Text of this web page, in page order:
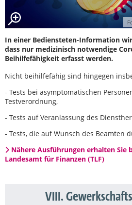
In einer Bediensteten-Information
dass nur medizinisch notwendige
Beihilfefähigkeit erfasst werden.
Nicht beihilfefähig sind hingegen
- Tests bei asymptomatischen
Testverordnung,
- Tests auf Veranlassung des
- Tests, die auf Wunsch des Beamten
Nähere Ausführungen erhalten Sie
Landesamt für Finanzen (TLF)
VIII.